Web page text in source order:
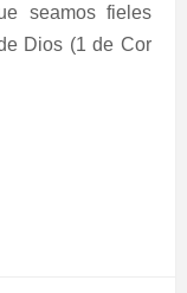
seamos fieles
Dios (1 de Cor